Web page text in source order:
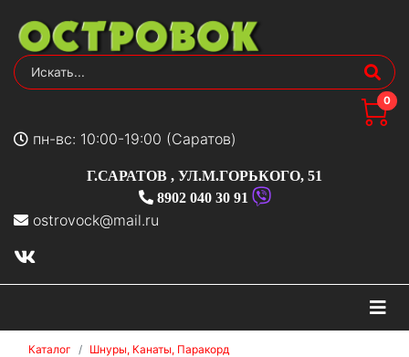
0
пн-вс: 10:00-19:00 (Саратов)
Г.САРАТОВ , УЛ.М.ГОРЬКОГО, 51
8902 040 30 91
ostrovock@mail.ru
Каталог
Шнуры, Канаты, Паракорд